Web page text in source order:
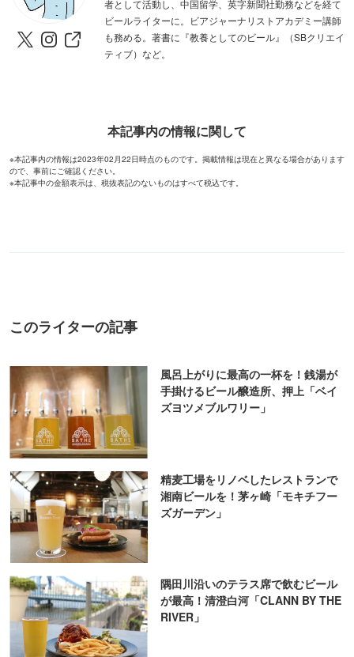
者として活動し、中国留学、英字新聞社勤務などを経て
ビールライターに。ビアジャーナリストアカデミー講師
も務める。著書に『教養としてのビール』（SBクリエイ
ティブ）など。
本記事内の情報に関して
※本記事内の情報は2023年02月22日時点のものです。掲載情報は現在と異なる場合があります
ので、事前にご確認ください。
※本記事中の金額表示は、税抜表記のないものはすべて税込です。
このライターの記事
風呂上がりに最高の一杯を！銭湯が
手掛けるビール醸造所、押上「ベイ
ズヨツメブルワリー」
精麦工場をリノベしたレストランで
湘南ビールを！茅ヶ崎「モキチフー
ズガーデン」
隅田川沿いのテラス席で飲むビール
が最高！清澄白河「CLANN BY THE
RIVER」